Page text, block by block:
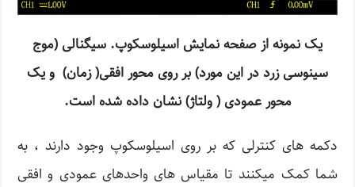
یک نمونه از صفحه نمایش اسیلوسکوپ. سیگنالی (موج
سینوسی زرد در این مورد) بر روی محور افقی( زمان) و یک
محور عمودی ( ولتاژ) نشان داده شده است.
دکمه های کنترلی که بر روی اسیلوسکوپ وجود دارند ، به
شما کمک میکنند تا مقیاس های واحدهای عمودی و افقی